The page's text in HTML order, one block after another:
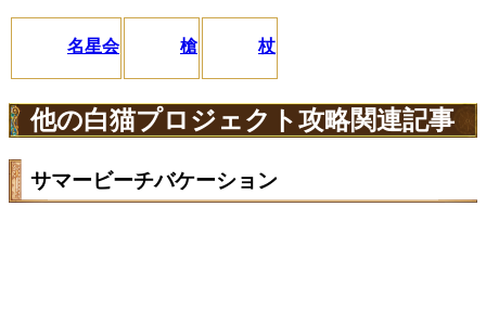
名星会 槍 杖
他の白猫プロジェクト攻略関連記事
サマービーチバケーション